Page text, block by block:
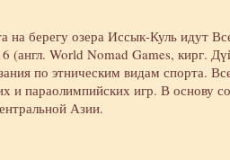
на берегу озера Иссык-Куль идут
World Nomad Games, кирг.
по этническим видам спорта.
и параолимпийских игр. В основу
Азии.